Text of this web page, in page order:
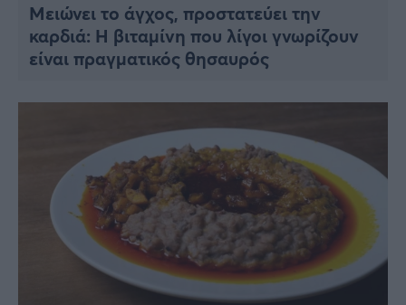
Μειώνει το άγχος, προστατεύει την
καρδιά: Η βιταμίνη που λίγοι γνωρίζουν
είναι πραγματικός θησαυρός